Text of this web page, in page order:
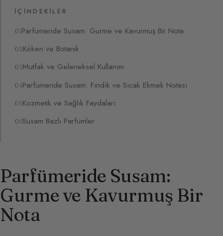
İÇINDEKILER
Parfümeride Susam: Gurme ve Kavurmuş Bir Nota
Köken ve Botanik
Mutfak ve Geleneksel Kullanım
Parfümeride Susam: Fındık ve Sıcak Ekmek Notası
Kozmetik ve Sağlık Faydaları
Susam Bazlı Parfümler
Parfümeride Susam:
Gurme ve Kavurmuş Bir
Nota